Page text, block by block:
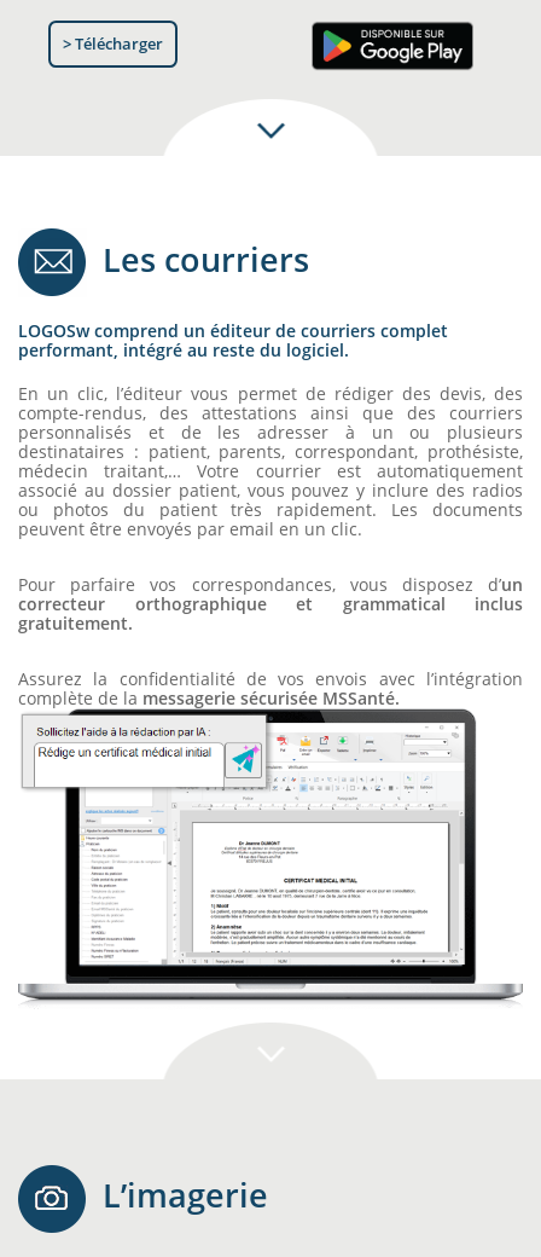
> Télécharger
Les courriers
LOGOSw comprend un éditeur de courriers complet
performant, intégré au reste du logiciel.
En un clic, l’éditeur vous permet de rédiger des devis, des
compte-rendus, des attestations ainsi que des courriers
personnalisés et de les adresser à un ou plusieurs
destinataires : patient, parents, correspondant, prothésiste,
médecin traitant,… Votre courrier est automatiquement
associé au dossier patient, vous pouvez y inclure des radios
ou photos du patient très rapidement. Les documents
peuvent être envoyés par email en un clic.
Pour parfaire vos correspondances, vous disposez d’un
correcteur orthographique et grammatical inclus
gratuitement.
Assurez la confidentialité de vos envois avec l’intégration
complète de la messagerie sécurisée MSSanté.
L’imagerie